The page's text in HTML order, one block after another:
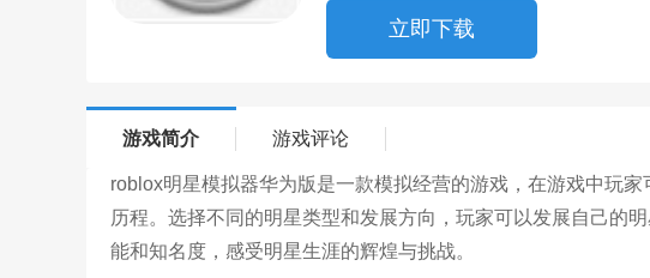
立即下载
游戏简介 游戏评论
roblox明星模拟器华为版是一款模拟经营的游戏，在游戏中玩
历程。选择不同的明星类型和发展方向，玩家可以发展自己的
能和知名度，感受明星生涯的辉煌与挑战。